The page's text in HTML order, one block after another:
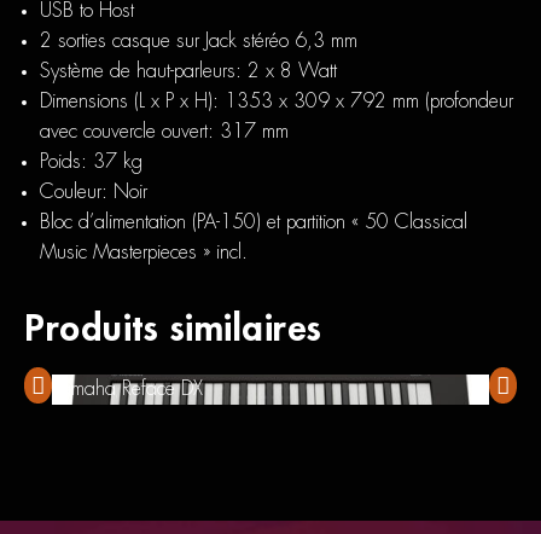
USB to Host
2 sorties casque sur Jack stéréo 6,3 mm
Système de haut-parleurs: 2 x 8 Watt
Dimensions (L x P x H): 1353 x 309 x 792 mm (profondeur
avec couvercle ouvert: 317 mm
Poids: 37 kg
Couleur: Noir
Bloc d’alimentation (PA-150) et partition « 50 Classical
Music Masterpieces » incl.
Produits similaires
Yamaha Reface DX